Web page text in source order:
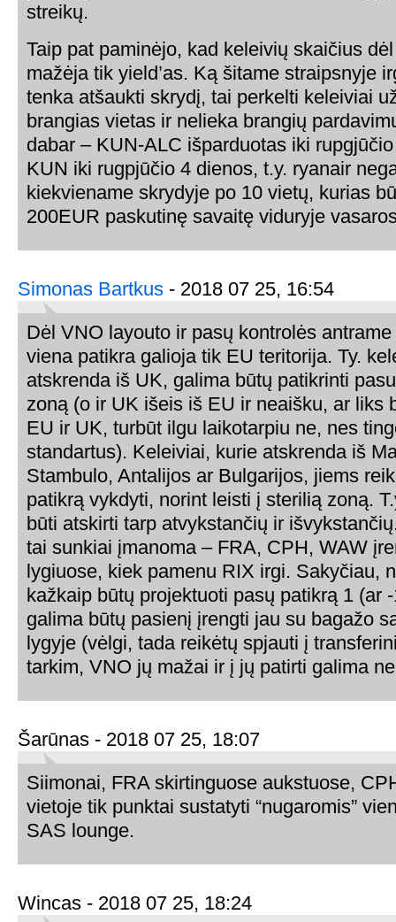
streikų.
Taip pat paminėjo, kad keleivių skaičius
mažėja tik yield’as. Ką šitame straipsnyje
tenka atšaukti skrydį, tai perkelti keleiviai
brangias vietas ir nelieka brangių
dabar – KUN-ALC išparduotas iki
KUN iki rugpjūčio 4 dienos, t.y. ryanair
kiekviename skrydyje po 10 vietų, kurias
200EUR paskutinę savaitę viduryje
Simonas Bartkus - 2018 07 25, 16:54
Dėl VNO layouto ir pasų kontrolės
viena patikra galioja tik EU teritorija. Ty.
atskrenda iš UK, galima būtų patikrinti
zoną (o ir UK išeis iš EU ir neaišku, ar liks
EU ir UK, turbūt ilgu laikotarpiu ne, nes
standartus). Keleiviai, kurie atskrenda iš
Stambulo, Antalijos ar Bulgarijos, jiems
patikrą vykdyti, norint leisti į sterilią zoną.
būti atskirti tarp atvykstančių ir
tai sunkiai įmanoma – FRA, CPH, WAW
lygiuose, kiek pamenu RIX irgi. Sakyčiau,
kažkaip būtų projektuoti pasų patikrą 1 (ar
galima būtų pasienį įrengti jau su bagažo
lygyje (vėlgi, tada reikėtų spjauti į
tarkim, VNO jų mažai ir į jų patirti galima
Šarūnas - 2018 07 25, 18:07
Siimonai, FRA skirtinguose aukstuose,
vietoje tik punktai sustatyti “nugaromis”
SAS lounge.
Wincas - 2018 07 25, 18:24